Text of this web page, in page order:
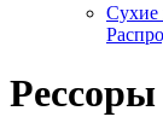
Сухие